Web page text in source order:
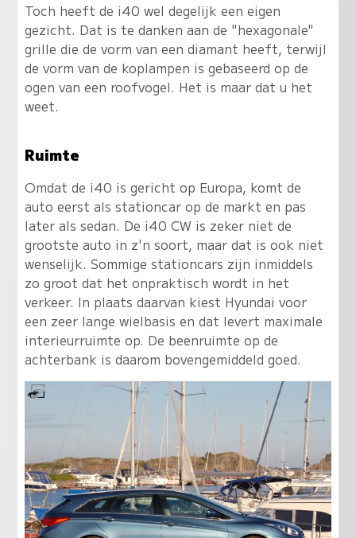
Toch heeft de i40 wel degelijk een eigen
gezicht. Dat is te danken aan de "hexagonale"
grille die de vorm van een diamant heeft, terwijl
de vorm van de koplampen is gebaseerd op de
ogen van een roofvogel. Het is maar dat u het
weet.
Ruimte
Omdat de i40 is gericht op Europa, komt de
auto eerst als stationcar op de markt en pas
later als sedan. De i40 CW is zeker niet de
grootste auto in z'n soort, maar dat is ook niet
wenselijk. Sommige stationcars zijn inmiddels
zo groot dat het onpraktisch wordt in het
verkeer. In plaats daarvan kiest Hyundai voor
een zeer lange wielbasis en dat levert maximale
interieurruimte op. De beenruimte op de
achterbank is daarom bovengemiddeld goed.